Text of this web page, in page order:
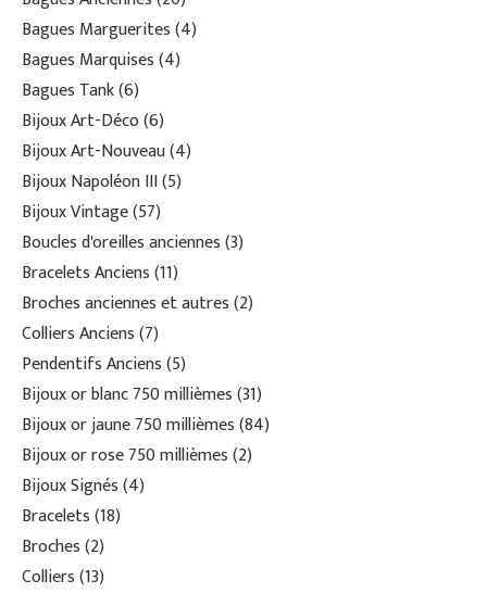
Bagues Marguerites 4
Bagues Marquises 4
Bagues Tank 6
Bijoux Art-Déco 6
Bijoux Art-Nouveau 4
Bijoux Napoléon III 5
Bijoux Vintage 57
Boucles d'oreilles anciennes 3
Bracelets Anciens 11
Broches anciennes et autres 2
Colliers Anciens 7
Pendentifs Anciens 5
Bijoux or blanc 750 millièmes 31
Bijoux or jaune 750 millièmes 84
Bijoux or rose 750 millièmes 2
Bijoux Signés 4
Bracelets 18
Broches 2
Colliers 13